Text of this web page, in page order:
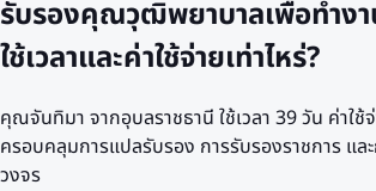
รับรองคุณวุฒิพยาบาลเพื่อทำงา
ใช้เวลาและค่าใช้จ่ายเท่าไหร่?
คุณจันทิมา จากอุบลราชธานี ใช้เวลา 39 วัน ค่าใช้
ครอบคลุมการแปลรับรอง การรับรองราชการ แล
วงจร